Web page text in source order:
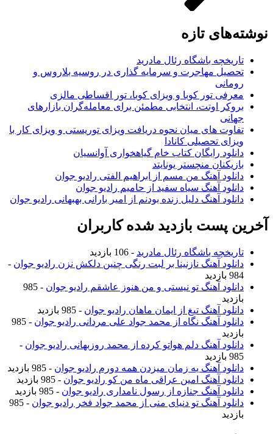
نوشته‌های تازه
تاریخچه باشگاه رئال مادرید
تحصیل مهاجرت و سرمایه گذاری در روسیه بلاروس و
رومانی
معرفی تور کوبا و ویزای کوبا، تور اقساطی مالزی
بروکر اوتت، انتخابی مطمئن برای معامله‌گران بازارهای
جهانی
تفاوت های میان نحوه دریافت ویزای توریستی و ویزای کار با
ویزای تحصیلی کانادا
دانلود رایگان کتاب خام گیاهخواری آوانسیان
بازیکنان منچستر یونایتد
دانلود آهنگ من مسم از ابراهیم الفتی رادیو جوان
دانلود آهنگ سیاه سفید از حامیم رادیو جوان
دانلود آهنگ دلیل زنده بودنم از امیر بارانی بهبهانی رادیو جوان
آخرین پست بازدید شده کاربران
تاریخچه باشگاه رئال مادرید - 106 بازدید
دانلود آهنگ نازنینا بر لبت رنگی چنین دلکش نزن رادیو جوان -
984 بازدید
دانلود آهنگ تو نیستی و من هنوز عاشقم رادیو جوان
- 985
بازدید
دانلود آهنگ تیغ از ایمان ماهان رادیو جوان - 985 بازدید
دانلود آهنگ نگاه از محمد جواد علی مردانی رادیو جوان
- 985
بازدید
دانلود آهنگ دلم هواتو کرده از محمد روزبهانی رادیو جوان -
985 بازدید
دانلود آهنگ یه زمان میزدن همه دورم رادیو جوان - 985 بازدید
دانلود آهنگ امین عراقی ماه من کو رادیو جوان - 985 بازدید
دانلود آهنگ جنازه از رسول نامداری رادیو جوان - 985 بازدید
دانلود آهنگ تو دنیای منی از محمد جواد فخر رادیو جوان
- 985
بازدید